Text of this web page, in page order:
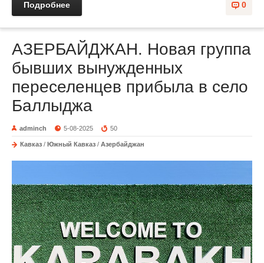
0
Подробнее
АЗЕРБАЙДЖАН. Новая группа
бывших вынужденных
переселенцев прибыла в село
Баллыджа
adminch 5-08-2025 50
Кавказ / Южный Кавказ / Азербайджан